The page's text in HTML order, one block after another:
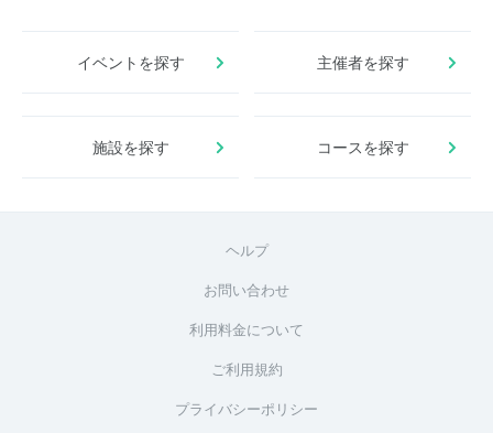
イベントを探す 主催者を探す
施設を探す コースを探す
ヘルプ
お問い合わせ
利用料金について
ご利用規約
プライバシーポリシー